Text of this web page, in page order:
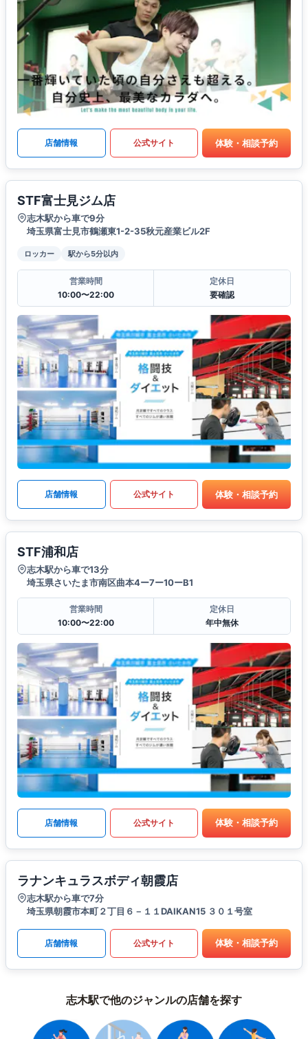
店舗情報 公式サイト 体験・相談予約
STF富士見ジム店
志木駅から車で9分
埼玉県富士見市鶴瀬東1-2-35秋元産業ビル2F
ロッカー 駅から5分以内
営業時間
10:00〜22:00
定休日
要確認
店舗情報 公式サイト 体験・相談予約
STF浦和店
志木駅から車で13分
埼玉県さいたま市南区曲本4ー7ー10ーB1
営業時間
10:00〜22:00
定休日
年中無休
店舗情報 公式サイト 体験・相談予約
ラナンキュラスボディ朝霞店
志木駅から車で7分
埼玉県朝霞市本町２丁目６－１１DAIKAN15 ３０１号室
店舗情報 公式サイト 体験・相談予約
志木駅で他のジャンルの店舗を探す